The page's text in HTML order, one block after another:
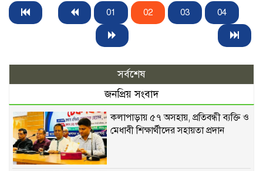
01 02 03 04
সর্বশেষ
জনপ্রিয় সংবাদ
কলাপাড়ায় ৫৭ অসহায়, প্রতিবন্ধী ব্যক্তি ও
মেধাবী শিক্ষার্থীদের সহায়তা প্রদান